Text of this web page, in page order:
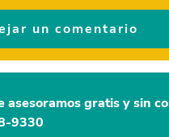
un comentario
asesoramos gratis y sin
9330